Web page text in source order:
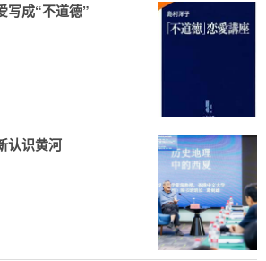
写成“不道德”
认识黄河